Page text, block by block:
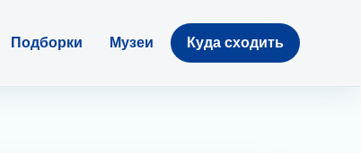
Подборки Музеи Куда сходить